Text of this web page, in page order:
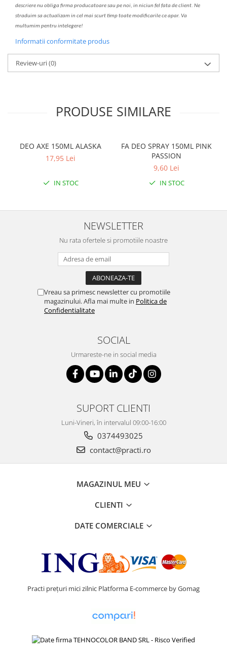
descriere nu obliga firma producatoare sau pe noi, in niciun fel fata de client. Ne
straduim sa actualizam in cel mai scurt timp toate modificarile ce apar. Va
multumim pentru intelegere!
Informatii conformitate produs
Review-uri(0)
PRODUSE SIMILARE
DEO AXE 150ML ALASKA
17,95 Lei
IN STOC
FA DEO SPRAY 150ML PINK
PASSION
9,60 Lei
IN STOC
NEWSLETTER
Nu rata ofertele si promotiile noastre
Vreau sa primesc newsletter cu promotiile
magazinului. Afla mai multe in Politica de
Confidentialitate
SOCIAL
Urmareste-ne in social media
SUPORT CLIENTI
Luni-Vineri, în intervalul 09:00-16:00
0374493025
contact@practi.ro
MAGAZINUL MEU
CLIENTI
DATE COMERCIALE
Practi prețuri mici zilnic Platforma E-commerce by Gomag